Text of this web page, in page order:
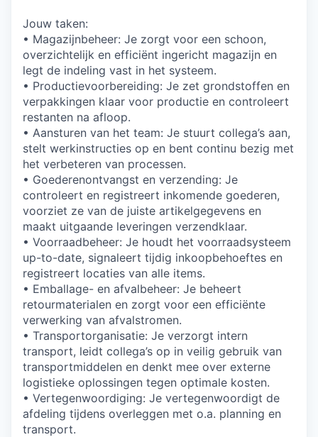
Jouw taken:
• Magazijnbeheer: Je zorgt voor een schoon,
overzichtelijk en efficiënt ingericht magazijn en
legt de indeling vast in het systeem.
• Productievoorbereiding: Je zet grondstoffen en
verpakkingen klaar voor productie en controleert
restanten na afloop.
• Aansturen van het team: Je stuurt collega’s aan,
stelt werkinstructies op en bent continu bezig met
het verbeteren van processen.
• Goederenontvangst en verzending: Je
controleert en registreert inkomende goederen,
voorziet ze van de juiste artikelgegevens en
maakt uitgaande leveringen verzendklaar.
• Voorraadbeheer: Je houdt het voorraadsysteem
up-to-date, signaleert tijdig inkoopbehoeftes en
registreert locaties van alle items.
• Emballage- en afvalbeheer: Je beheert
retourmaterialen en zorgt voor een efficiënte
verwerking van afvalstromen.
• Transportorganisatie: Je verzorgt intern
transport, leidt collega’s op in veilig gebruik van
transportmiddelen en denkt mee over externe
logistieke oplossingen tegen optimale kosten.
• Vertegenwoordiging: Je vertegenwoordigt de
afdeling tijdens overleggen met o.a. planning en
transport.